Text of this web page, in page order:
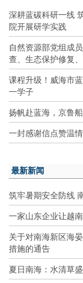
深耕蓝碳科研一线
院开展研学实践
自然资源部党组成
查、生态保护修复
课程升级！威海市
一学子
扬帆赴蓝海，京鲁
一封感谢信点赞温
最新新闻
筑牢暑期安全防线
一家山东企业让越
关于对南海新区海
措施的通告
夏日南海：水清草